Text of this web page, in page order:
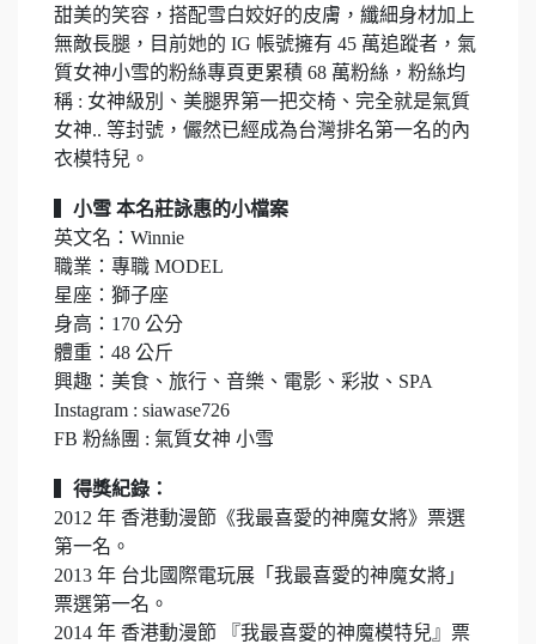
甜美的笑容，搭配雪白姣好的皮膚，纖細身材加上
無敵長腿，目前她的 IG 帳號擁有 45 萬追蹤者，氣
質女神小雪的粉絲專頁更累積 68 萬粉絲，粉絲均
稱 : 女神級別、美腿界第一把交椅、完全就是氣質
女神.. 等封號，儼然已經成為台灣排名第一名的內
衣模特兒。
▍ 小雪 本名莊詠惠的小檔案
英文名：Winnie
職業：專職 MODEL
星座：獅子座
身高：170 公分
體重：48 公斤
興趣：美食、旅行、音樂、電影、彩妝、SPA
Instagram : siawase726
FB 粉絲團 : 氣質女神 小雪
▍ 得獎紀錄：
2012 年 香港動漫節《我最喜愛的神魔女將》票選
第一名。
2013 年 台北國際電玩展「我最喜愛的神魔女將」
票選第一名。
2014 年 香港動漫節 『我最喜愛的神魔模特兒』票